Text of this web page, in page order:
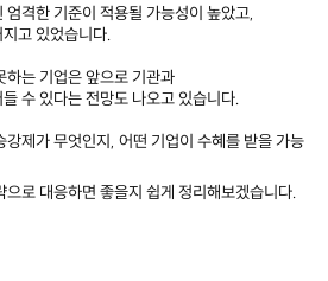
격한 기준이 적용될 가능성이 높았고,
고 있었습니다.
는 기업은 앞으로 기관과
수 있다는 전망도 나오고 있습니다.
제가 무엇인지, 어떤 기업이 수혜를 받을 가능
로 대응하면 좋을지 쉽게 정리해보겠습니다.